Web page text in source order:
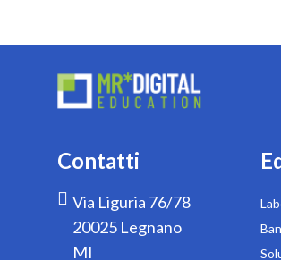
Contatti
Via Liguria 76/78
20025 Legnano
MI